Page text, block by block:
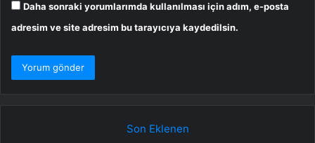
Daha sonraki yorumlarımda kullanılması için adım, e-posta
adresim ve site adresim bu tarayıcıya kaydedilsin.
Son Eklenen